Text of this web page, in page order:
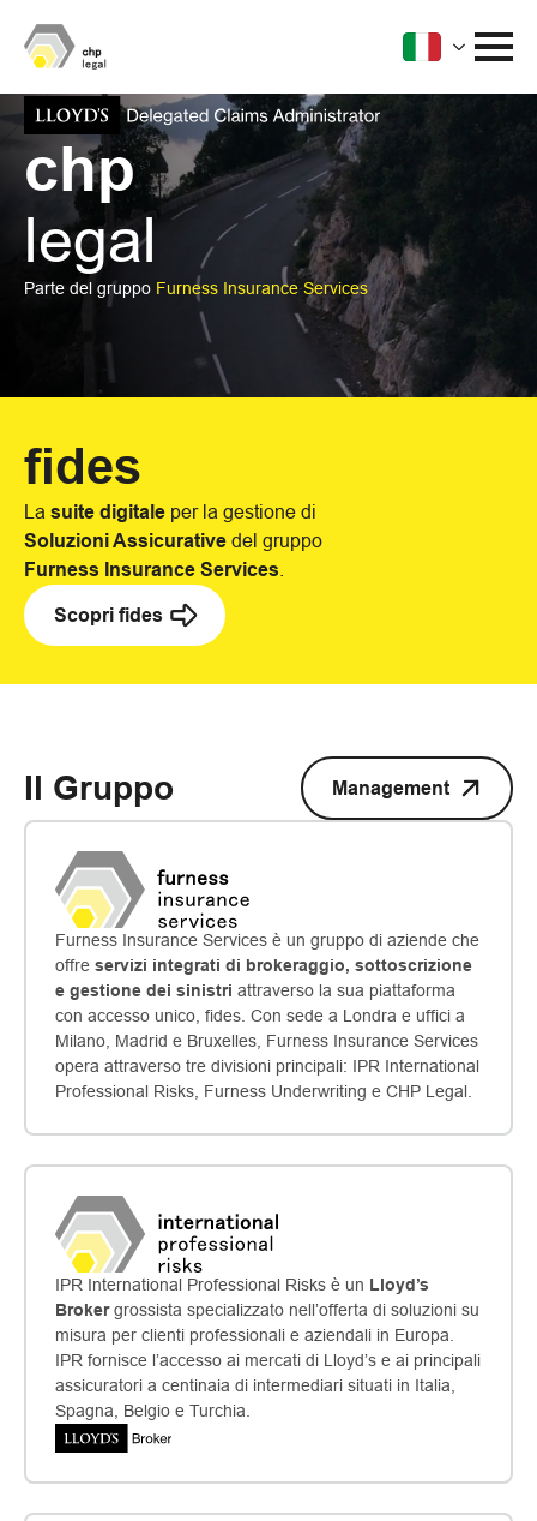
chp
legal
Parte del gruppo Furness Insurance Services
fides
La suite digitale per la gestione di
Soluzioni Assicurative del gruppo
Furness Insurance Services
Scopri fides
Il Gruppo Management
Furness Insurance Services è un gruppo di aziende che
offre servizi integrati di brokeraggio, sottoscrizione
e gestione dei sinistri attraverso la sua piattaforma
con accesso unico, fides. Con sede a Londra e uffici a
Milano, Madrid e Bruxelles, Furness Insurance Services
opera attraverso tre divisioni principali: IPR International
Professional Risks, Furness Underwriting e CHP Legal.
IPR International Professional Risks è un Lloyd’s
Brokergrossista specializzato nell’offerta di soluzioni su
misura per clienti professionali e aziendali in Europa.
IPR fornisce l’accesso ai mercati di Lloyd’s e ai principali
assicuratori a centinaia di intermediari situati in Italia,
Spagna, Belgio e Turchia.